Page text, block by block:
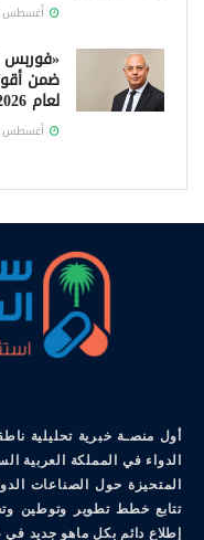
أغسطس 6, 2026
«فوربس
لعام 2026
أغسطس 6, 2026
أول منصـة خبرية تحليلية
الدواء في المملكة العربية
المتحيزة حول الصناعات
تتابع خطط تطوير وتوطين
إطلاع دائم بكل ماهو جديد